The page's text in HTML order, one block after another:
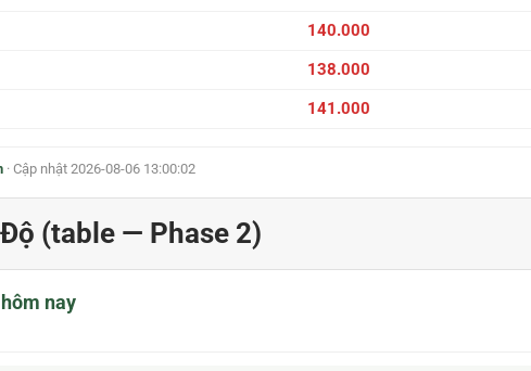
140.000
138.000
141.000
· Cập nhật 2026-08-06 13:00:02
(table — Phase 2)
nay